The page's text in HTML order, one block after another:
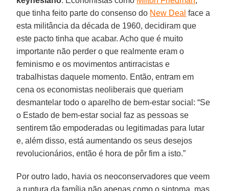
que tinha feito parte do consenso do New Deal face a
esta militância da década de 1960, decidiram que
este pacto tinha que acabar. Acho que é muito
importante não perder o que realmente eram o
feminismo e os movimentos antirracistas e
trabalhistas daquele momento. Então, entram em
cena os economistas neoliberais que queriam
desmantelar todo o aparelho de bem-estar social: “Se
o Estado de bem-estar social faz as pessoas se
sentirem tão empoderadas ou legitimadas para lutar
e, além disso, está aumentando os seus desejos
revolucionários, então é hora de pôr fim a isto.”
Por outro lado, havia os neoconservadores que veem
a ruptura da família não apenas como o sintoma, mas